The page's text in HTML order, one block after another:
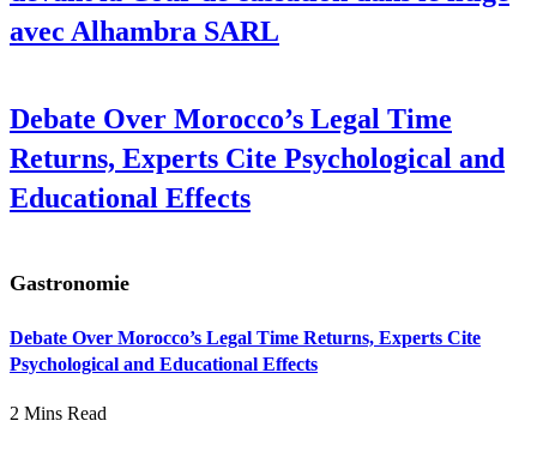
avec Alhambra SARL
Debate Over Morocco’s Legal Time
Returns, Experts Cite Psychological and
Educational Effects
Gastronomie
Debate Over Morocco’s Legal Time Returns, Experts Cite
Psychological and Educational Effects
2 Mins Read